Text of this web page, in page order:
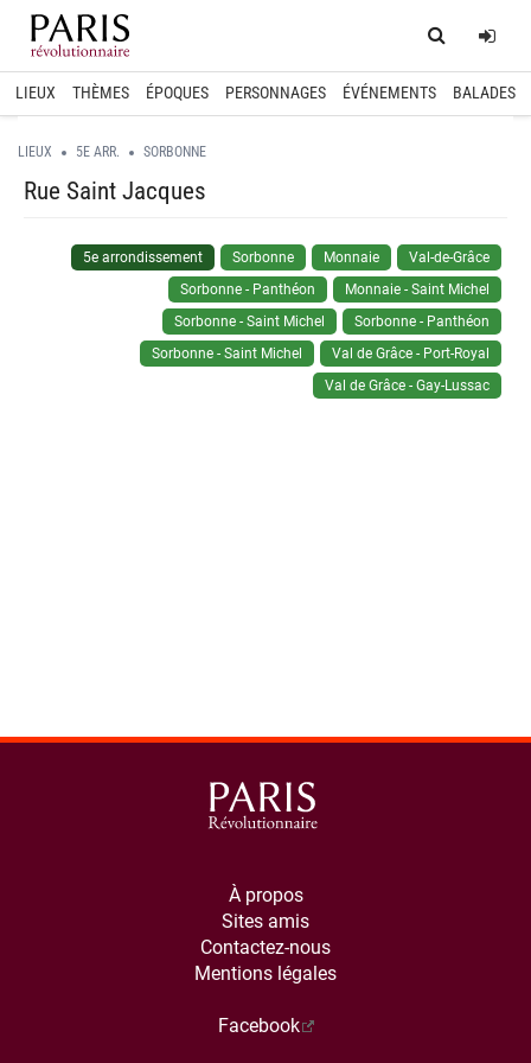
Home
LIEUX THÈMES ÉPOQUES PERSONNAGES ÉVÉNEMENTS BALADES
LIEUX 5E ARR. SORBONNE
Rue Saint Jacques
5e arrondissement Sorbonne Monnaie
Val-de-Grâce
Sorbonne - Panthéon
Monnaie - Saint Michel
Sorbonne - Saint Michel
Sorbonne - Panthéon
Sorbonne - Saint Michel
Val de Grâce - Port-Royal
Val de Grâce - Gay-Lussac
À propos
Sites amis
Contactez-nous
Mentions légales
Facebook